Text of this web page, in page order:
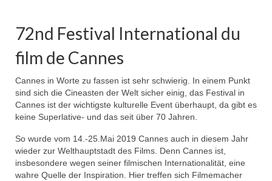
72nd Festival International du
film de Cannes
Cannes in Worte zu fassen ist sehr schwierig. In einem Punkt
sind sich die Cineasten der Welt sicher einig, das Festival in
Cannes ist der wichtigste kulturelle Event überhaupt, da gibt es
keine Superlative- und das seit über 70 Jahren.
So wurde vom 14.-25.Mai 2019 Cannes auch in diesem Jahr
wieder zur Welthauptstadt des Films. Denn Cannes ist,
insbesondere wegen seiner filmischen Internationalität, eine
wahre Quelle der Inspiration. Hier treffen sich Filmemacher